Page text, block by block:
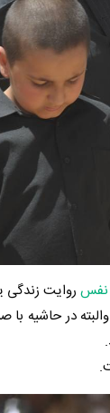
نفسروایت
در حاشیه